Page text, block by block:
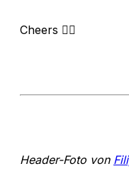
Cheers ✌🏻
Header-Foto von